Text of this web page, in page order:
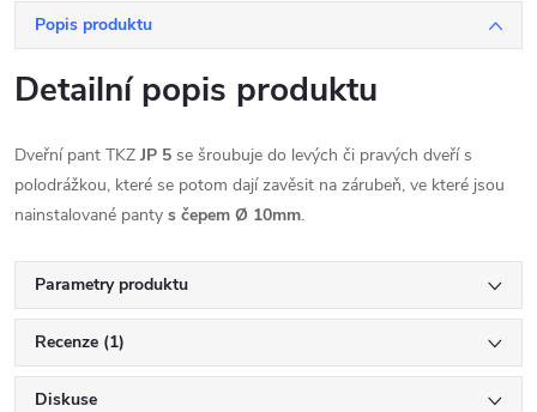
Popis produktu
Detailní popis produktu
Dveřní pant TKZ JP 5 se šroubuje do levých či pravých dveří s
polodrážkou, které se potom dají zavěsit na zárubeň, ve které jsou
nainstalované panty s čepem Ø 10mm.
Parametry produktu
Recenze (1)
Diskuse